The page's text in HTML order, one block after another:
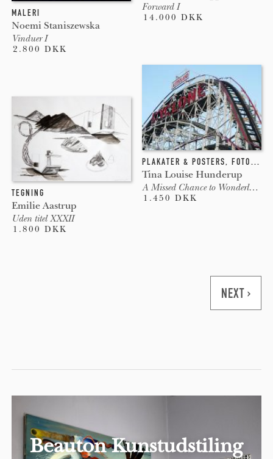
MALERI
Noemi Staniszewska
Vinduer I
2.800 DKK
TEGNING
Emilie Aastrup
Uden titel XXXII
1.800 DKK
Forward I
14.000 DKK
PLAKATER & POSTERS, FOTOGRAFI
Tina Louise Hunderup
A Missed Chance to Wonderland,
1.450 DKK
NEXT ›
Beauton Kunstudstiling